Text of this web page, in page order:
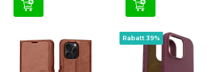
Rabatt 39%